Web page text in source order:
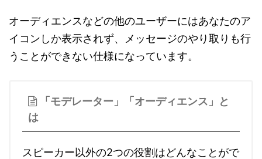
オーディエンスなどの他のユーザーにはあなたのア
イコンしか表示されず、メッセージのやり取りも行
うことができない仕様になっています。
「モデレーター」「オーディエンス」と
は
スピーカー以外の2つの役割はどんなことがで